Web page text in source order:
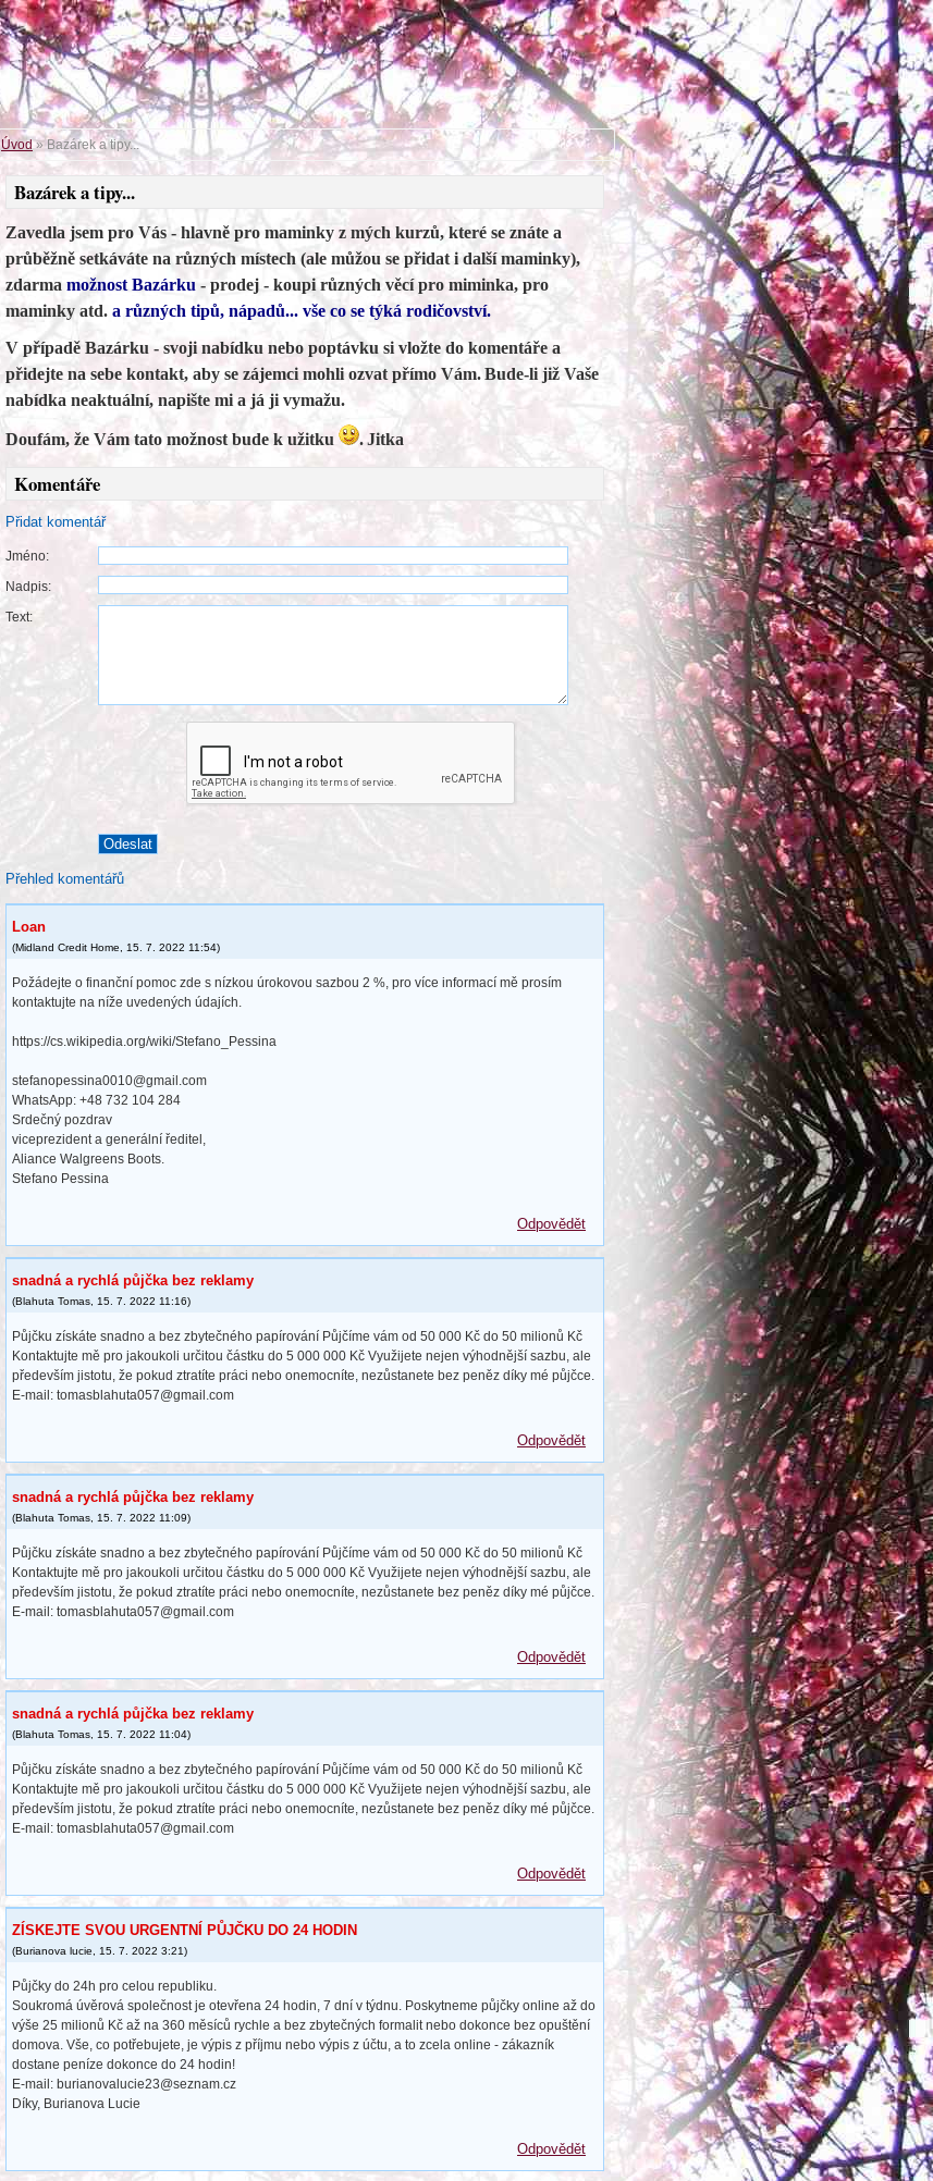
Úvod»Bazárek a tipy...
Bazárek a tipy...
Zavedla jsem pro Vás - hlavně pro maminky z mých kurzů, které se znáte a
průběžně setkáváte na různých místech (ale můžou se přidat i další maminky),
zdarma možnost Bazárku - prodej - koupi různých věcí pro miminka, pro
maminky atd. a různých tipů, nápadů... vše co se týká rodičovství.
V případě Bazárku - svoji nabídku nebo poptávku si vložte do komentáře a
přidejte na sebe kontakt, aby se zájemci mohli ozvat přímo Vám.Bude-li již Vaše
nabídka neaktuální, napište mi a já ji vymažu.
Doufám, že Vám tato možnost bude k užitku .Jitka
Komentáře
Přidat komentář
Jméno:
Nadpis:
Text:
Přehled komentářů
Loan
(Midland Credit Home 15. 7. 2022 11:54)
Požádejte o finanční pomoc zde s nízkou úrokovou sazbou 2 %, pro více informací mě prosím
kontaktujte na níže uvedených údajích.
https://cs.wikipedia.org/wiki/Stefano_Pessina
stefanopessina0010@gmail.com
WhatsApp: +48 732 104 284
Srdečný pozdrav
viceprezident a generální ředitel,
Aliance Walgreens Boots.
Stefano Pessina
Odpovědět
snadná a rychlá půjčka bez reklamy
(Blahuta Tomas 15. 7. 2022 11:16)
Půjčku získáte snadno a bez zbytečného papírování Půjčíme vám od 50 000 Kč do 50 milionů Kč
Kontaktujte mě pro jakoukoli určitou částku do 5 000 000 Kč Využijete nejen výhodnější sazbu, ale
především jistotu, že pokud ztratíte práci nebo onemocníte, nezůstanete bez peněz díky mé půjčce.
E-mail: tomasblahuta057@gmail.com
Odpovědět
snadná a rychlá půjčka bez reklamy
(Blahuta Tomas, 15. 7. 2022 11:09)
Půjčku získáte snadno a bez zbytečného papírování Půjčíme vám od 50 000 Kč do 50 milionů Kč
Kontaktujte mě pro jakoukoli určitou částku do 5 000 000 Kč Využijete nejen výhodnější sazbu, ale
především jistotu, že pokud ztratíte práci nebo onemocníte, nezůstanete bez peněz díky mé půjčce.
E-mail: tomasblahuta057@gmail.com
Odpovědět
snadná a rychlá půjčka bez reklamy
(Blahuta Tomas, 15. 7. 2022 11:04)
Půjčku získáte snadno a bez zbytečného papírování Půjčíme vám od 50 000 Kč do 50 milionů Kč
Kontaktujte mě pro jakoukoli určitou částku do 5 000 000 Kč Využijete nejen výhodnější sazbu, ale
především jistotu, že pokud ztratíte práci nebo onemocníte, nezůstanete bez peněz díky mé půjčce.
E-mail: tomasblahuta057@gmail.com
Odpovědět
ZÍSKEJTE SVOU URGENTNÍ PŮJČKU DO 24 HODIN
(Burianova lucie, 15. 7. 2022 3:21)
Půjčky do 24h pro celou republiku.
Soukromá úvěrová společnost je otevřena 24 hodin, 7 dní v týdnu. Poskytneme půjčky online až do
výše 25 milionů Kč až na 360 měsíců rychle a bez zbytečných formalit nebo dokonce bez opuštění
domova. Vše, co potřebujete, je výpis z příjmu nebo výpis z účtu, a to zcela online - zákazník
dostane peníze dokonce do 24 hodin!
E-mail: burianovalucie23@seznam.cz
Díky, Burianova Lucie
Odpovědět